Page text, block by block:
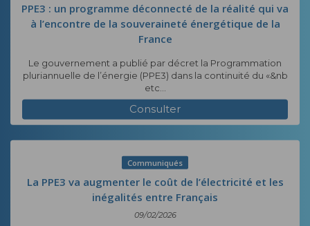
PPE3 : un programme déconnecté de la réalité qui va
à l’encontre de la souveraineté énergétique de la
France
Le gouvernement a publié par décret la Programmation
pluriannuelle de l’énergie (PPE3) dans la continuité du «&nb
etc...
Consulter
Communiqués
La PPE3 va augmenter le coût de l’électricité et les
inégalités entre Français
09/02/2026